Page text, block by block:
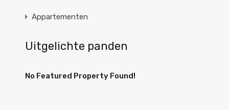
Appartementen
Uitgelichte panden
No Featured Property Found!